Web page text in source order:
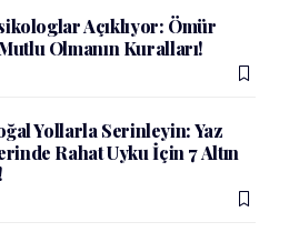
Açıklıyor: Ömür
Olmanın Kuralları!
Yollarla Serinleyin: Yaz
Rahat Uyku İçin 7 Altın